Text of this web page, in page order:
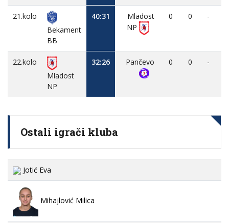
21.kolo
Bekament
BB
40:31
Mladost
NP
0 0 -
22.kolo
Mladost
NP
32:26 Pančevo 0 0 -
Ostali igrači kluba
Jotić Eva
Mihajlović Milica